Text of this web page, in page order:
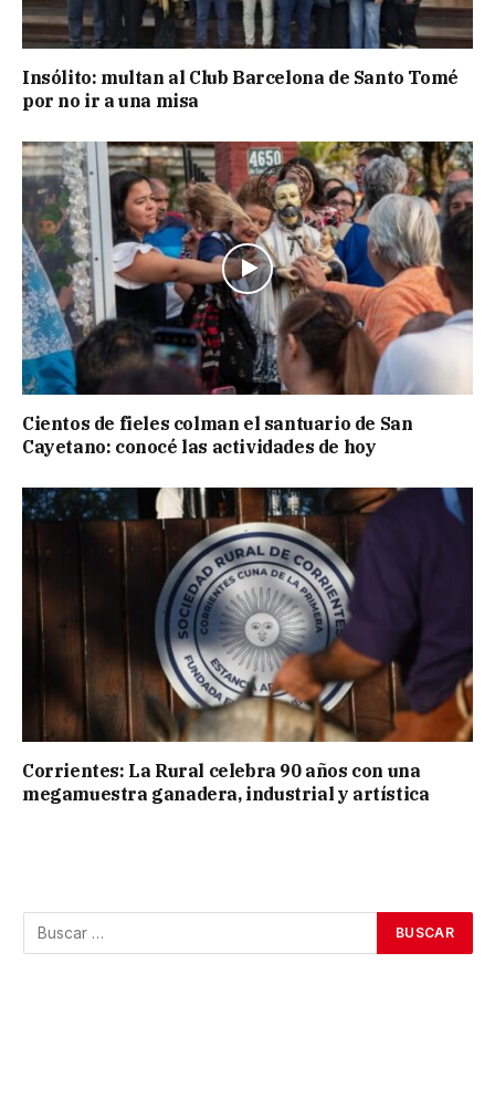
Insólito: multan al Club Barcelona de Santo Tomé
por no ir a una misa
Cientos de fieles colman el santuario de San
Cayetano: conocé las actividades de hoy
Corrientes: La Rural celebra 90 años con una
megamuestra ganadera, industrial y artística